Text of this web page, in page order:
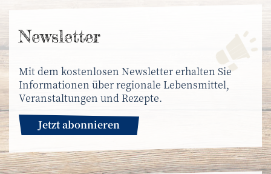
News­letter
Mit dem kostenlosen Newsletter erhalten Sie
Informationen über regionale Lebensmittel,
Veranstaltungen und Rezepte.
Jetzt abonnieren